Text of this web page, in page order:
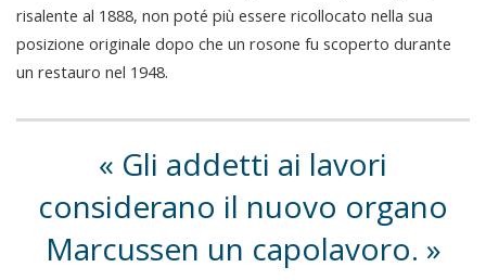
risalente al 1888, non poté più essere ricollocato nella sua
posizione originale dopo che un rosone fu scoperto durante
un restauro nel 1948.
Gli addetti ai lavori
considerano il nuovo organo
Marcussen un capolavoro.